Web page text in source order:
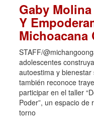
Gaby
Y
Michoacana
STAFF/
adolescentes
autoestima y
también reconoce
participar en el taller
Poder”, un espacio de
torno